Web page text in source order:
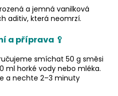
a jemná vanilková
aditiv, která neomrzí.
a příprava 🥄
smíchat 50 g směsi
ml horké vody nebo mléka.
a nechte 2–3 minuty